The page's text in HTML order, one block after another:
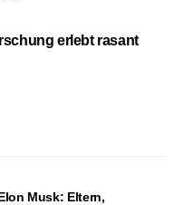
erlebt rasant
Musk: Eltern,